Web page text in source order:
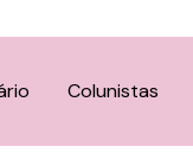
Colunistas